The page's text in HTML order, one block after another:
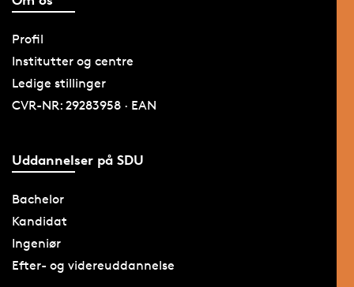
Profil
Institutter og centre
Ledige stillinger
CVR-NR: 29283958 · EAN
Uddannelser på SDU
Bachelor
Kandidat
Ingeniør
Efter- og videreuddannelse